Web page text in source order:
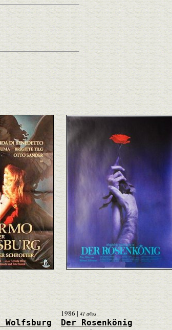
Wolfsburg
1986 | 41 años
Der Rosenkönig